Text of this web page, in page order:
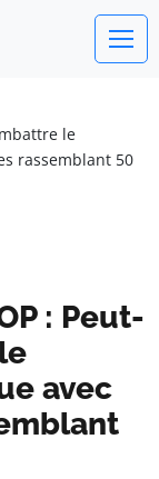
le
rassemblant 50
: Peut-
avec